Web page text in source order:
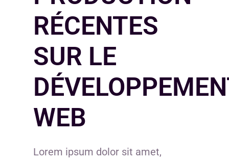
RÉCENTES
SUR LE
WEB
Lorem ipsum dolor sit amet,